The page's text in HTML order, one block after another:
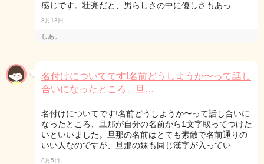
感じです。壮亮だと、男らしさの中に優しさもあっ…
8月13日
しあ。
名付けについてです!名前どうしようか〜って話し
合いになったところ、旦…
名付けについてです!名前どうしようか〜って話し合いに
なったところ、旦那が自分の名前から1文字取ってつけた
いといいました。旦那の名前はとても素敵で名前通りの
いい人なのですが、旦那の妹も同じ漢字が入ってい…
8月5日